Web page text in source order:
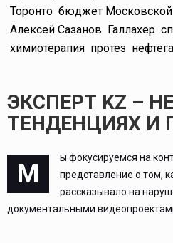
Торонто бюджет Московской
Алексей Сазанов Галлахер
химиотерапия протез
ЭКСПЕРТ KZ –
ТЕНДЕНЦИЯХ И
М
ы фокусируемся на
представление о том,
рассказывало на
документальными